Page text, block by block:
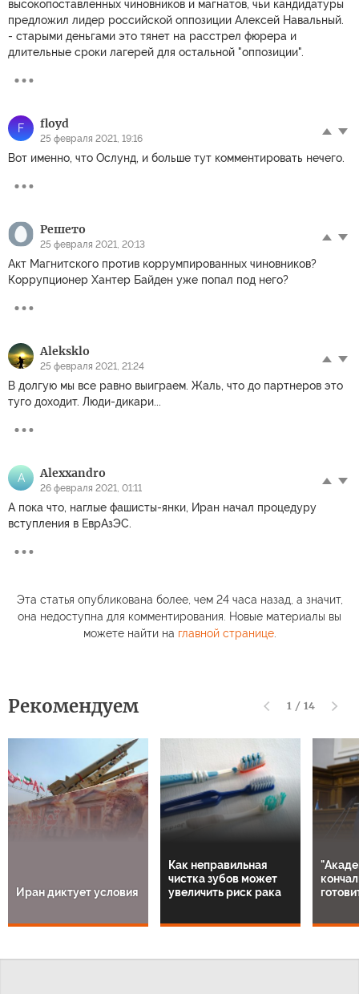
высокопоставленных чиновников и магнатов, чьи кандидатуры
предложил лидер российской оппозиции Алексей Навальный.
- старыми деньгами это тянет на расстрел фюрера и
длительные сроки лагерей для остальной "оппозиции".
F floyd
25 февраля 2021, 19:16
Вот именно, что Ослунд, и больше тут комментировать нечего.
Решето
25 февраля 2021, 20:13
Акт Магнитского против коррумпированных чиновников?
Коррупционер Хантер Байден уже попал под него?
Aleksklo
25 февраля 2021, 21:24
В долгую мы все равно выиграем. Жаль, что до партнеров это
туго доходит. Люди-дикари...
A Alexxandro
26 февраля 2021, 01:11
А пока что, наглые фашисты-янки, Иран начал процедуру
вступления в ЕврАзЭС.
Эта статья опубликована более, чем 24 часа назад, а значит,
она недоступна для комментирования. Новые материалы вы
можете найти на главной странице.
Рекомендуем 1 / 14
Иран диктует условия
Как неправильная
чистка зубов может
увеличить риск рака